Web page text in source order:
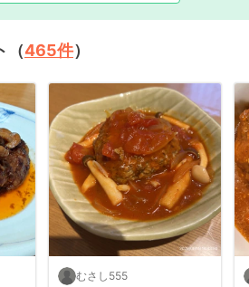
（465件）
むさし555